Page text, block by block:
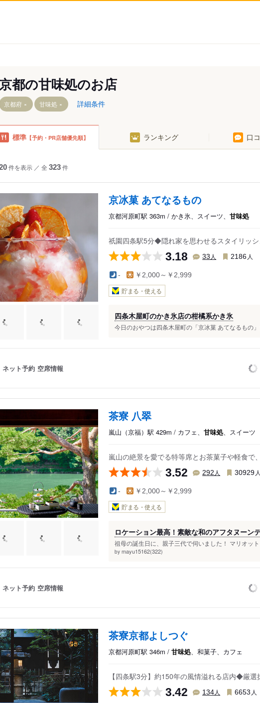
市
・丹波・福知山
立・丹後半島
京都の甘味処のお店
京都府 甘味処 詳細条件
標準 【予約・PR店舗優先順】 ランキング 口
件を表示 ／ 全 323件
京冰菓 あてなるもの
京都河原町駅 363m / かき氷、スイーツ、 甘味処
祇園四条駅5分◆隠れ家を思わせるスタイリッ
3.18 33 人 2186 人
- ￥2,000～￥2,999
貯まる・使える
四条木屋町のかき氷店の柑橘系かき氷
今日のおやつは四条木屋町の「京冰菓 あてなるもの
ネット予約 空席情報
茶寮 八翠
嵐山（京福）駅 429m / カフェ、 甘味処、スイーツ
嵐山の絶景を愛でる特等席とお茶菓子や軽食で
3.52 292 人 30929 人
- ￥2,000～￥2,999
貯まる・使える
ロケーション最高！素敵な和のアフタヌーン
祖母の誕生日に、親子三代で伺いました！ マリオッ
by mayu15162(322)
ネット予約 空席情報
茶寮京都よしつぐ
京都河原町駅 346m / 甘味処、和菓子、カフェ
【四条駅3分】約150年の風情溢れる店内◆厳
3.42 134人 6653 人